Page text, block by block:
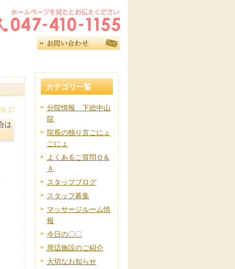
は
カテゴリ一覧
分院情報 下総中山
院
院長の独り言ごにょ
ごにょ
よくあるご質問Ｑ＆
Ａ
スタッフブログ
スタッフ募集
マッサージルーム情
報
今日の〇〇
周辺施設のご紹介
大切なお知らせ